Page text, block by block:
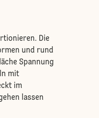
Die
und rund
Spannung
mit
im
lassen